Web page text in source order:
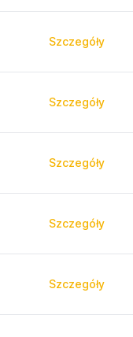
Szczegóły
Szczegóły
Szczegóły
Szczegóły
Szczegóły